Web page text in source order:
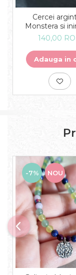
Cercei
Monstera si
malachit
140,00
Adauga in
-7% NOU